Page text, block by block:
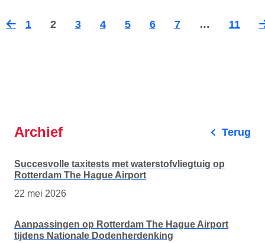
1 2 3 4 5 6 7 …
11
Archief Terug
Succesvolle taxitests met waterstofvliegtuig op
Rotterdam The Hague Airport
22 mei 2026
Aanpassingen op Rotterdam The Hague Airport
tijdens Nationale Dodenherdenking